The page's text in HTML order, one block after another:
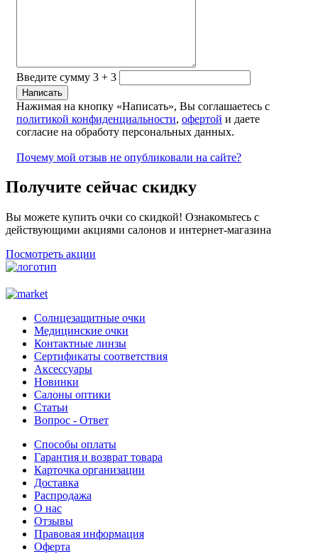
Введите сумму 3 + 3
Нажимая на кнопку «Написать», Вы соглашаетесь с
политикой конфиденциальности, офертой и даете
согласие на обработу персональных данных.
Почему мой отзыв не опубликовали на сайте?
Получите сейчас скидку
Вы можете купить очки со скидкой! Ознакомьтесь с
действующими акциями салонов и интернет-магазина
Посмотреть акции
Солнцезащитные очки
Медицинские очки
Контактные линзы
Сертификаты соответствия
Аксессуары
Новинки
Салоны оптики
Статьи
Вопрос - Ответ
Способы оплаты
Гарантия и возврат товара
Карточка организации
Доставка
Распродажа
О нас
Отзывы
Правовая информация
Оферта